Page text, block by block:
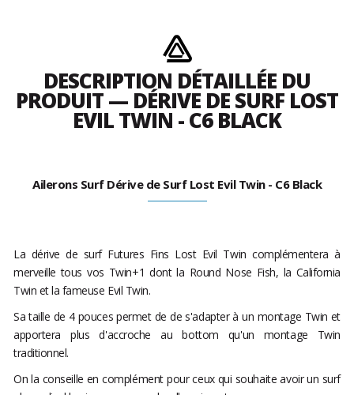
DESCRIPTION DÉTAILLÉE DU
PRODUIT — DÉRIVE DE SURF LOST
EVIL TWIN - C6 BLACK
Ailerons Surf Dérive de Surf Lost Evil Twin - C6 Black
La dérive de surf Futures Fins Lost Evil Twin complémentera à
merveille tous vos Twin+1 dont la Round Nose Fish, la California
Twin et la fameuse Evil Twin.
Sa taille de 4 pouces permet de de s'adapter à un montage Twin et
apportera plus d'accroche au bottom qu'un montage Twin
traditionnel.
On la conseille en complément pour ceux qui souhaite avoir un surf